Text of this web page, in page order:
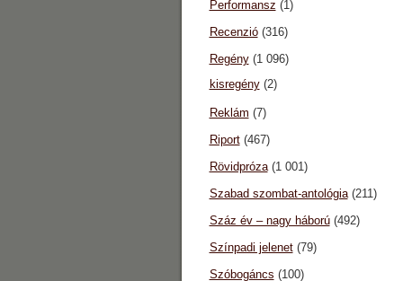
Performansz (1)
Recenzió(316)
Regény(1 096)
kisregény(2)
Reklám (7)
Riport(467)
Rövidpróza(1 001)
Szabad szombat-antológia(211)
Száz év – nagy háború(492)
Színpadi jelenet(79)
Szóbogáncs (100)